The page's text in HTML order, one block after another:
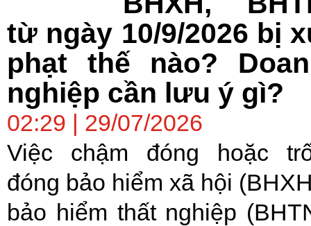
từ ngày 10/9/2026 bị
phạt thế nào?
nghiệp cần lưu ý gì?
02:29 | 29/07/2026
Việc chậm đóng hoặc
đóng bảo hiểm xã hội
bảo hiểm thất nghiệp